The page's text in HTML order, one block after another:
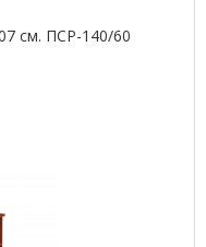
см. ПСР-140/60